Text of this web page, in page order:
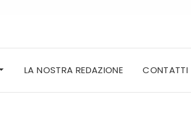
LA NOSTRA REDAZIONE CONTATTI